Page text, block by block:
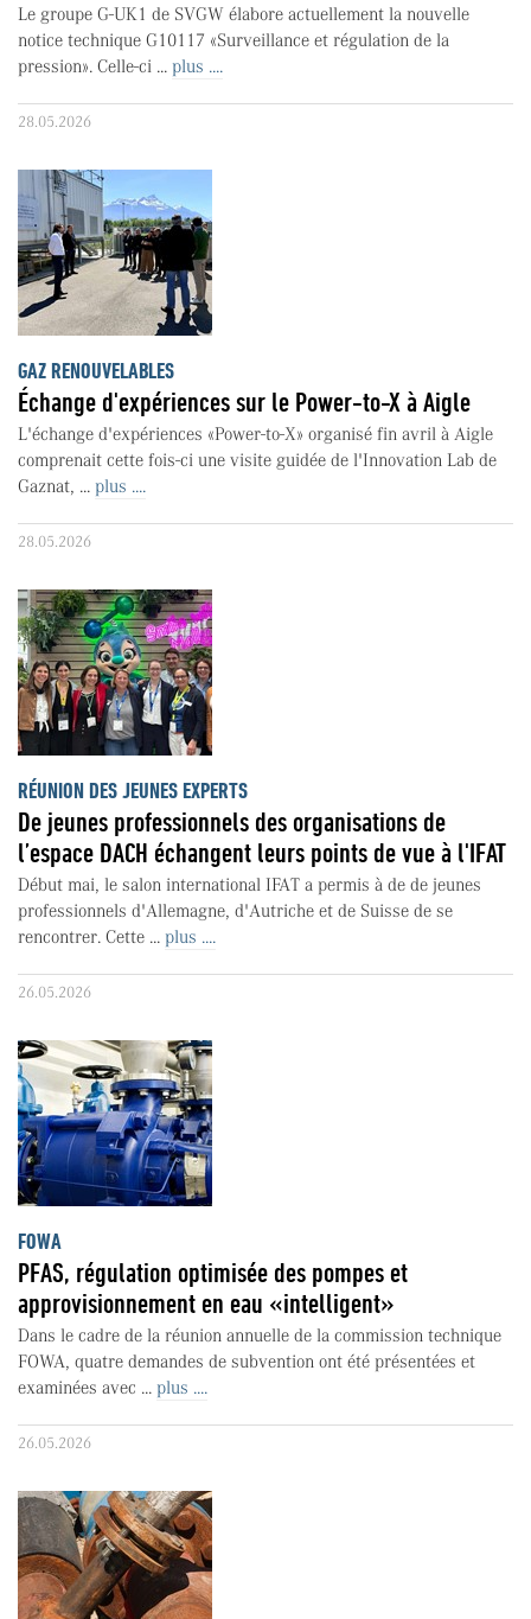
Le groupe G-UK1 de SVGW élabore actuellement la nouvelle
notice technique G10117 «Surveillance et régulation de la
pression». Celle-ci ... plus ....
28.05.2026
GAZ RENOUVELABLES
Échange d'expériences sur le Power-to-X à Aigle
L'échange d'expériences «Power-to-X» organisé fin avril à Aigle
comprenait cette fois-ci une visite guidée de l'Innovation Lab de
Gaznat, ... plus ....
28.05.2026
RÉUNION DES JEUNES EXPERTS
De jeunes professionnels des organisations de
l’espace DACH échangent leurs points de vue à l'IFAT
Début mai, le salon international IFAT a permis à de de jeunes
professionnels d'Allemagne, d'Autriche et de Suisse de se
rencontrer. Cette ... plus ....
26.05.2026
FOWA
PFAS, régulation optimisée des pompes et
approvisionnement en eau «intelligent»
Dans le cadre de la réunion annuelle de la commission technique
FOWA, quatre demandes de subvention ont été présentées et
examinées avec ... plus ....
26.05.2026